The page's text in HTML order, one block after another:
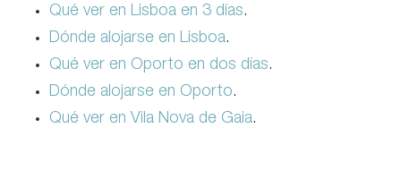
Qué ver en Lisboa en 3 días.
Dónde alojarse en Lisboa.
Qué ver en Oporto en dos días.
Dónde alojarse en Oporto.
Qué ver en Vila Nova de Gaia.